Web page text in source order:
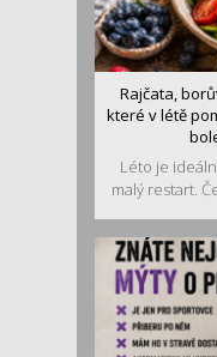
Rajčata,
které v létě
Léto je
malý restart.